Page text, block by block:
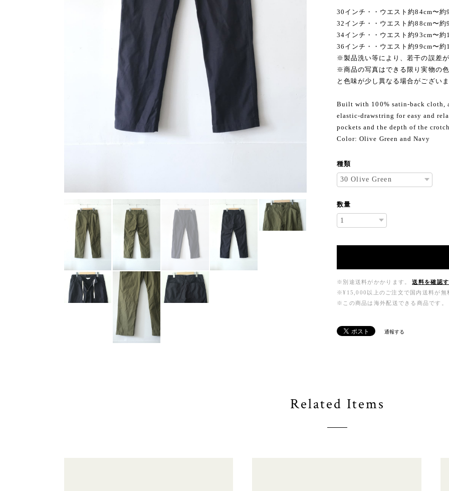
30インチ・・ウエスト約84cm〜約
32インチ・・ウエスト約88cm〜約
34インチ・・ウエスト約93cm〜
36インチ・・ウエスト約99cm〜
※製品洗い等により、若干の誤差が
※商品の写真はできる限り実物の
と色味が少し異なる場合がございま
Built with 100% satin-back cloth,
elastic-drawstring for easy and
pockets and the depth of the crotch.
Color: Olive Green and Navy
種類
数量
※別途送料がかかります。
送料を確認す
※¥15,000以上のご注文で国内送料が無
※この商品は海外配送できる商品です。
通報する
Related Items